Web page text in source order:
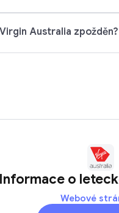
Australia zpožděn?
Informace o
Webové